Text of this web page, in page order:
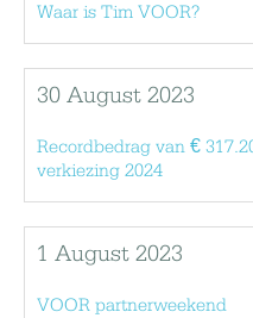
Waar is Tim VOOR?
30 August 2023
Recordbedrag van €
verkiezing 2024
1 August 2023
VOOR partnerweekend